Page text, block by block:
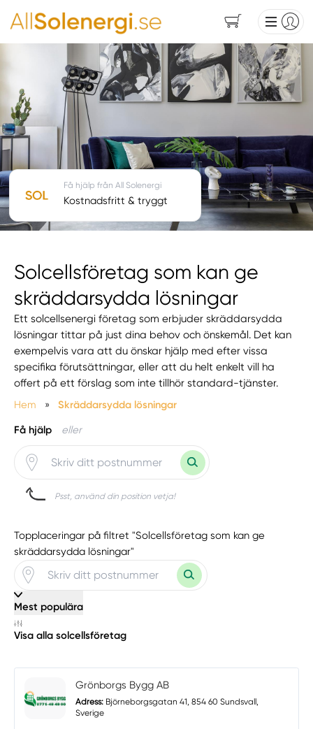
Solcellsföretag som kan ge
skräddarsydda lösningar
Ett solcellsenergi företag som erbjuder skräddarsydda
lösningar tittar på just dina behov och önskemål. Det kan
exempelvis vara att du önskar hjälp med efter vissa
specifika förutsättningar, eller att du helt enkelt vill ha
offert på ett förslag som inte tillhör standard-tjänster.
Hem
» Skräddarsydda lösningar
Få hjälp eller
Psst, använd din position vetja!
Få hjälp från All Solenergi
Kostnadsfritt & tryggt
Topplaceringar på filtret "Solcellsföretag som kan ge
skräddarsydda lösningar"
Mest populära
Visa alla solcellsföretag
Grönborgs Bygg AB
Adress:Björneborgsgatan 41, 854 60 Sundsvall,
Sverige